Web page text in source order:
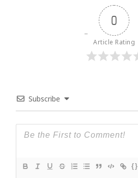
0
Article Rating
Subscribe
{}